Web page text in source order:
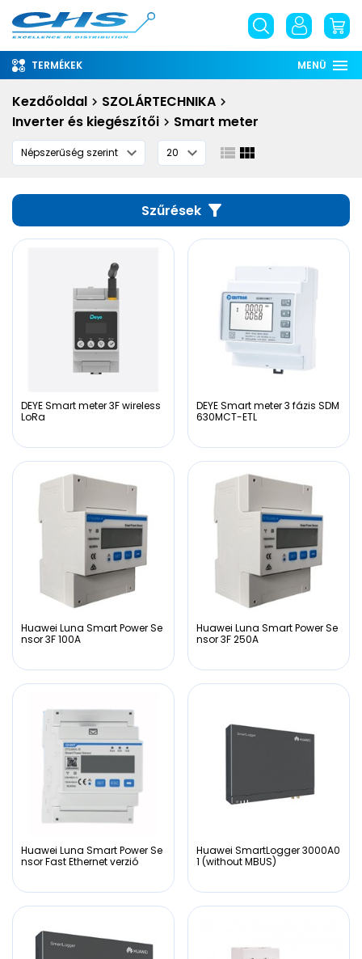
TERMÉKEK MENÜ
Rólunk
Információ
Szolgáltatások
English
phone
email
Kezdőoldal
SZOLÁRTECHNIKA
Inverter és kiegészítői
Smart meter
DEYE Smart meter 3F wireless
LoRa
DEYE Smart meter 3 fázis SDM
630MCT-ETL
Huawei Luna Smart Power Se
nsor 3F 100A
Huawei Luna Smart Power Se
nsor 3F 250A
Huawei Luna Smart Power Se
nsor Fast Ethernet verzió
Huawei SmartLogger 3000A0
1 (without MBUS)
Szűrések